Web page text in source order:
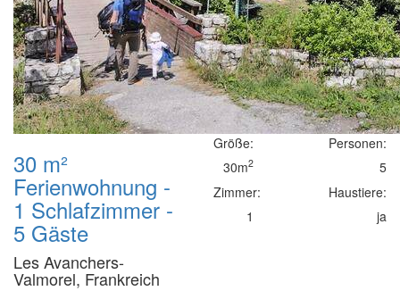
30 m²
Ferienwohnung -
1 Schlafzimmer -
5 Gäste
Les Avanchers-
Valmorel, Frankreich
Größe:
30m2
Zimmer:
1
Personen:
5
Haustiere:
ja